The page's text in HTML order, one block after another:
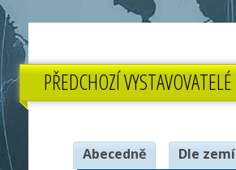
PŘEDCHOZÍ VYSTAVOVATELÉ
Abecedně Dle zemí